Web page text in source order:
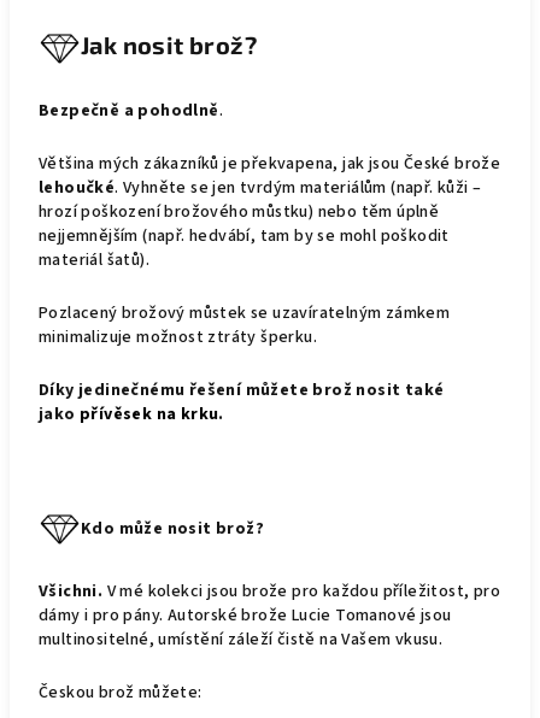
Jak nosit brož?
Bezpečně a pohodlně.
Většina mých zákazníků je překvapena, jak jsou České brože
lehoučké. Vyhněte se jen tvrdým materiálům (např. kůži –
hrozí poškození brožového můstku) nebo těm úplně
nejjemnějším (např. hedvábí, tam by se mohl poškodit
materiál šatů).
Pozlacený brožový můstek se uzavíratelným zámkem
minimalizuje možnost ztráty šperku.
Díky jedinečnému řešení můžete brož nosit také
jako přívěsek na krku.
Kdo může nosit brož?
Všichni. V mé kolekci jsou brože pro každou příležitost, pro
dámy i pro pány. Autorské brože Lucie Tomanové jsou
multinositelné, umístění záleží čistě na Vašem vkusu.
Českou brož můžete: